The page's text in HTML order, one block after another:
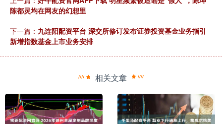
陈都灵均在网友的幻想里
下一篇： 九连阳配资平台 深交所修订发布证券投资基金业务指引
新增指数基金上市业务安排
相关文章